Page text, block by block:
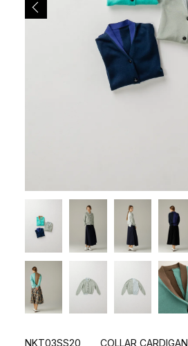
NKT03SS20 COLLAR CARDIGAN